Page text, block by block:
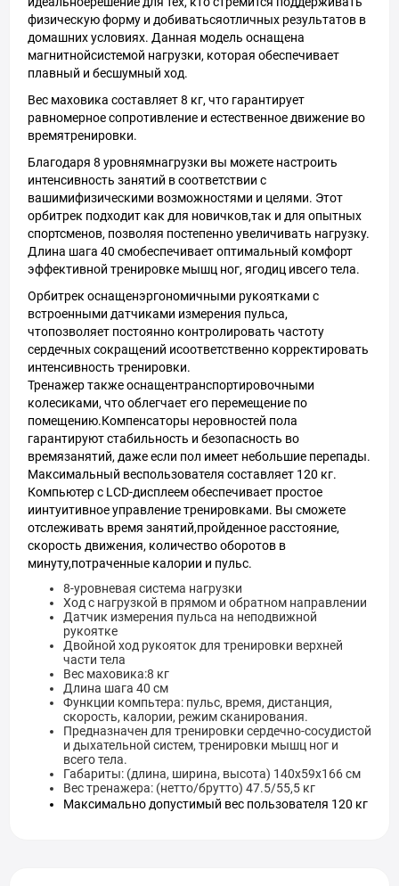
физическую форму и добиватьсяотличных результатов в
домашних условиях. Данная модель оснащена
магнитнойсистемой нагрузки, которая обеспечивает
плавный и бесшумный ход.
Вес маховика составляет 8 кг, что гарантирует
равномерное сопротивление и естественное движение во
времятренировки.
Благодаря 8 уровнямнагрузки вы можете настроить
интенсивность занятий в соответствии с
вашимифизическими возможностями и целями. Этот
орбитрек подходит как для новичков,так и для опытных
спортсменов, позволяя постепенно увеличивать нагрузку.
Длина шага 40 смобеспечивает оптимальный комфорт
эффективной тренировке мышц ног, ягодиц ивсего тела.
Орбитрек оснащенэргономичными рукоятками с
встроенными датчиками измерения пульса,
чтопозволяет постоянно контролировать частоту
сердечных сокращений исоответственно корректировать
интенсивность тренировки.
Тренажер также оснащентранспортировочными
колесиками, что облегчает его перемещение по
помещению.Компенсаторы неровностей пола
гарантируют стабильность и безопасность во
времязанятий, даже если пол имеет небольшие перепады.
Максимальный веспользователя составляет 120 кг.
Компьютер с LCD-дисплеем обеспечивает простое
иинтуитивное управление тренировками. Вы сможете
отслеживать время занятий,пройденное расстояние,
скорость движения, количество оборотов в
минуту,потраченные калории и пульс.
8-уровневая система нагрузки
Ход с нагрузкой в прямом и обратном направлении
Датчик измерения пульса на неподвижной
рукоятке
Двойной ход рукояток для тренировки верхней
части тела
Вес маховика:8 кг
Длина шага 40 см
Функции компьтера: пульс, время, дистанция,
скорость, калории, режим сканирования.
Предназначен для тренировки сердечно-сосудистой
и дыхательной систем, тренировки мышц ног и
всего тела.
Габариты: (длина, ширина, высота) 140х59х166 см
Вес тренажера: (нетто/брутто) 47.5/55,5 кг
Максимально допустимый вес пользователя 120 кг